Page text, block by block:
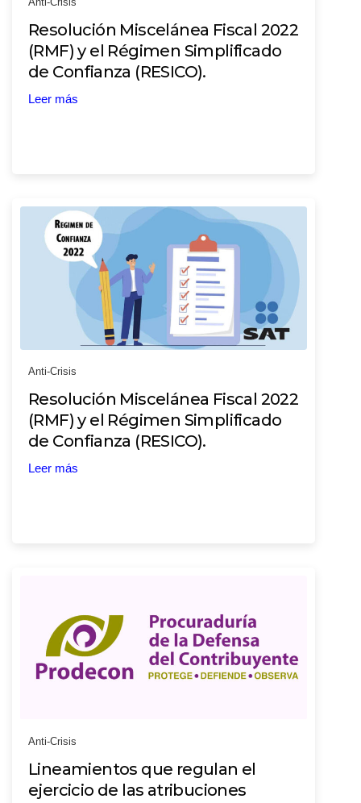
Resolución Miscelánea Fiscal 2022
(RMF) y el Régimen Simplificado
de Confianza (RESICO).
Leer más
Anti-Crisis
Resolución Miscelánea Fiscal 2022
(RMF) y el Régimen Simplificado
de Confianza (RESICO).
Leer más
Anti-Crisis
Lineamientos que regulan el
ejercicio de las atribuciones